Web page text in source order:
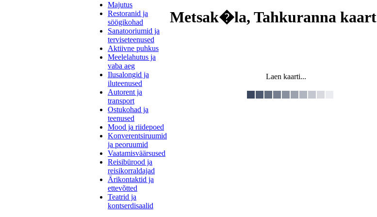
Majutus
Restoranid ja
söögikohad
Sanatooriumid ja
terviseteenused
Aktiivne puhkus
Meelelahutus ja
vaba aeg
Ilusalongid ja
iluteenused
Autorent ja
transport
Ostukohad ja
teenused
Mood ja riidepoed
Konverentsiruumid
ja peoruumid
Vaatamisväärsused
Reisibürood ja
reisikorraldajad
Ärikontaktid ja
ettevõtted
Teatrid ja
kontserdisaalid
Metsak�la, Tahkuranna kaart
Laen kaarti...